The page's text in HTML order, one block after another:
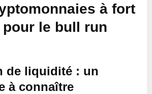
à fort
le bull run
de liquidité : un
à connaître